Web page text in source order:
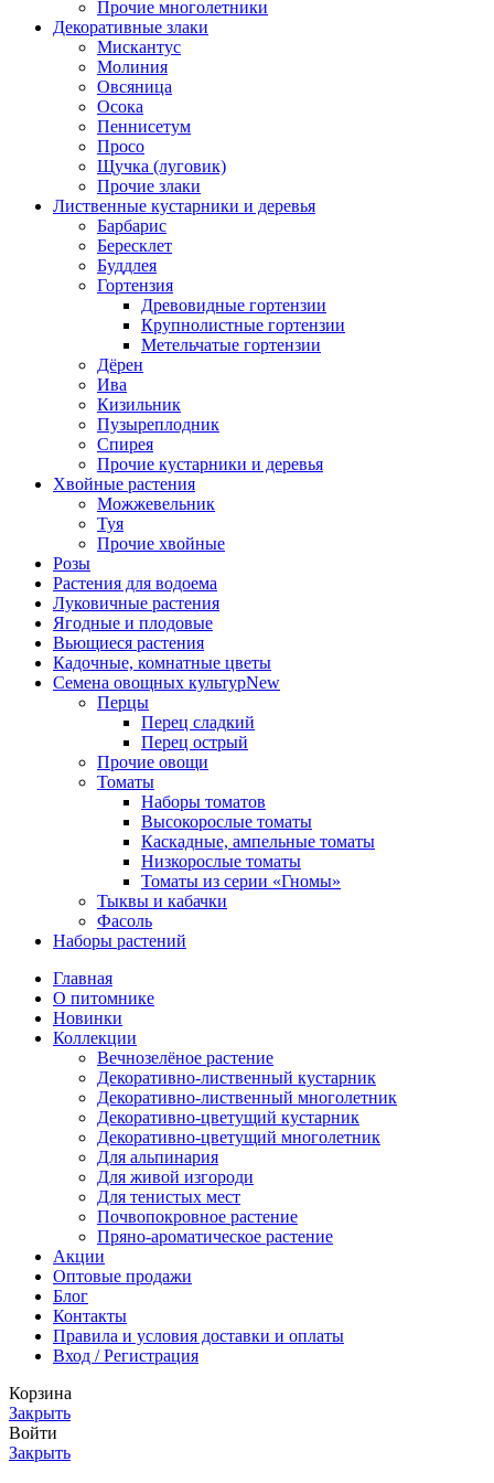
Прочие многолетники
Декоративные злаки
Мискантус
Молиния
Овсяница
Осока
Пеннисетум
Просо
Щучка (луговик)
Прочие злаки
Лиственные кустарники и деревья
Барбарис
Бересклет
Буддлея
Гортензия
Древовидные гортензии
Крупнолистные гортензии
Метельчатые гортензии
Дёрен
Ива
Кизильник
Пузыреплодник
Спирея
Прочие кустарники и деревья
Хвойные растения
Можжевельник
Туя
Прочие хвойные
Розы
Растения для водоема
Луковичные растения
Ягодные и плодовые
Вьющиеся растения
Кадочные, комнатные цветы
Семена овощных культурNew
Перцы
Перец сладкий
Перец острый
Прочие овощи
Томаты
Наборы томатов
Высокорослые томаты
Каскадные, ампельные томаты
Низкорослые томаты
Томаты из серии «Гномы»
Тыквы и кабачки
Фасоль
Наборы растений
Главная
О питомнике
Новинки
Коллекции
Вечнозелёное растение
Декоративно-лиственный кустарник
Декоративно-лиственный многолетник
Декоративно-цветущий кустарник
Декоративно-цветущий многолетник
Для альпинария
Для живой изгороди
Для тенистых мест
Почвопокровное растение
Пряно-ароматическое растение
Акции
Оптовые продажи
Блог
Контакты
Правила и условия доставки и оплаты
Вход / Регистрация
Корзина
Закрыть
Войти
Закрыть